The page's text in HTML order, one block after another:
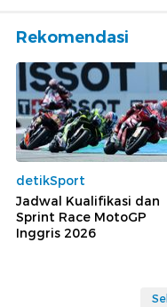
Rekomendasi
detikSport
Jadwal Kualifikasi dan
Sprint Race MotoGP
Inggris 2026